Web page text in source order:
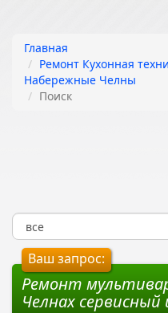
Главная
Ремонт Кухонная
Набережные Челны
Поиск
Ваш запрос:
Ремонт
Челнах